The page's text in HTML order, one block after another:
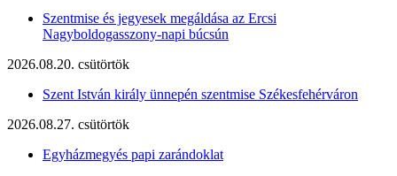
Szentmise és jegyesek megáldása az Ercsi
Nagyboldogasszony-napi búcsún
2026.08.20. csütörtök
Szent István király ünnepén szentmise Székesfehérváron
2026.08.27. csütörtök
Egyházmegyés papi zarándoklat